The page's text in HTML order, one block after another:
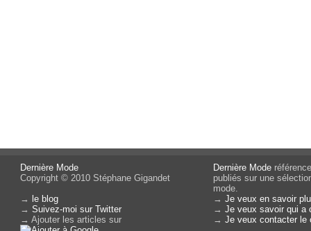
Dernière Mode
Copyright © 2010 Stéphane Gigandet
→ le blog
→Suivez-moi sur Twitter
→ Ajouter les articles sur
Dernière Mode
publiés sur une
mode.
→Je veux en savoir
→Je veux savoir qui a
→Je veux contacter le